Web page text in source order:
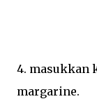
4. masukkan
margarine.